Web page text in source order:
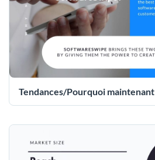
Tendances/Pourquoi maintenant